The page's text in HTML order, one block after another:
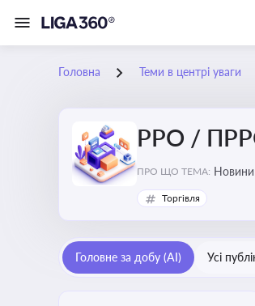
Головна Теми в центрі уваги
РРО / ПРРО
ПРО ЩО ТЕМА:
Торгівля
Головне за добу (AI) Усі